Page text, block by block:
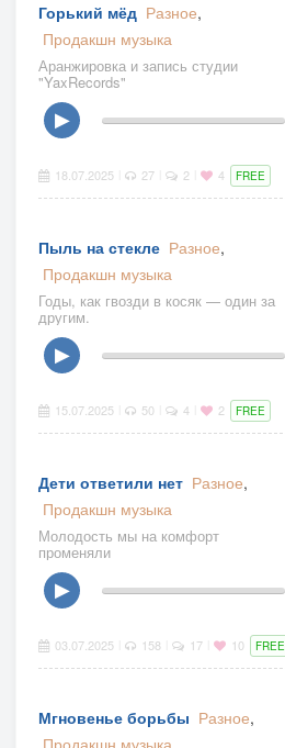
Горький мёд Разное,
Продакшн музыка
Аранжировка и запись студии
"YaxRecords"
▶
18.07.2025 27 2 4 FREE
Пыль на стекле Разное,
Продакшн музыка
Годы, как гвозди в косяк — один за
другим.
▶
15.07.2025 50 4 2 FREE
Дети ответили нет Разное,
Продакшн музыка
Молодость мы на комфорт
променяли
▶
03.07.2025 158 17 10 FREE
Мгновенье борьбы Разное,
Продакшн музыка